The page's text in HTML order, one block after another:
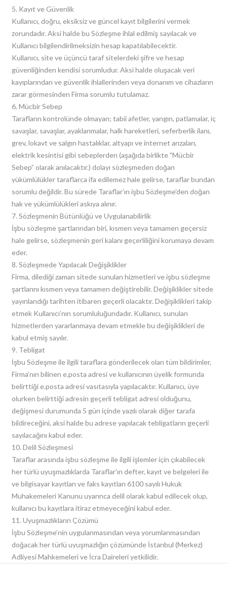
5. Kayıt ve Güvenlik
Kullanıcı, doğru, eksiksiz ve güncel kayıt bilgilerini vermek
zorundadır. Aksi halde bu Sözleşme ihlal edilmiş sayılacak ve
Kullanıcı bilgilendirilmeksizin hesap kapatılabilecektir.
Kullanıcı, site ve üçüncü taraf sitelerdeki şifre ve hesap
güvenliğinden kendisi sorumludur. Aksi halde oluşacak veri
kayıplarından ve güvenlik ihlallerinden veya donanım ve cihazların
zarar görmesinden Firma sorumlu tutulamaz.
6. Mücbir Sebep
Tarafların kontrolünde olmayan; tabii afetler, yangın, patlamalar, iç
savaşlar, savaşlar, ayaklanmalar, halk hareketleri, seferberlik ilanı,
grev, lokavt ve salgın hastalıklar, altyapı ve internet arızaları,
elektrik kesintisi gibi sebeplerden (aşağıda birlikte "Mücbir
Sebep” olarak anılacaktır.) dolayı sözleşmeden doğan
yükümlülükler taraflarca ifa edilemez hale gelirse, taraflar bundan
sorumlu değildir. Bu sürede Taraflar’ın işbu Sözleşme’den doğan
hak ve yükümlülükleri askıya alınır.
7. Sözleşmenin Bütünlüğü ve Uygulanabilirlik
İşbu sözleşme şartlarından biri, kısmen veya tamamen geçersiz
hale gelirse, sözleşmenin geri kalanı geçerliliğini korumaya devam
eder.
8. Sözleşmede Yapılacak Değişiklikler
Firma, dilediği zaman sitede sunulan hizmetleri ve işbu sözleşme
şartlarını kısmen veya tamamen değiştirebilir. Değişiklikler sitede
yayınlandığı tarihten itibaren geçerli olacaktır. Değişiklikleri takip
etmek Kullanıcı’nın sorumluluğundadır. Kullanıcı, sunulan
hizmetlerden yararlanmaya devam etmekle bu değişiklikleri de
kabul etmiş sayılır.
9. Tebligat
İşbu Sözleşme ile ilgili taraflara gönderilecek olan tüm bildirimler,
Firma’nın bilinen e.posta adresi ve kullanıcının üyelik formunda
belirttiği e.posta adresi vasıtasıyla yapılacaktır. Kullanıcı, üye
olurken belirttiği adresin geçerli tebligat adresi olduğunu,
değişmesi durumunda 5 gün içinde yazılı olarak diğer tarafa
bildireceğini, aksi halde bu adrese yapılacak tebligatların geçerli
sayılacağını kabul eder.
10. Delil Sözleşmesi
Taraflar arasında işbu sözleşme ile ilgili işlemler için çıkabilecek
her türlü uyuşmazlıklarda Taraflar’ın defter, kayıt ve belgeleri ile
ve bilgisayar kayıtları ve faks kayıtları 6100 sayılı Hukuk
Muhakemeleri Kanunu uyarınca delil olarak kabul edilecek olup,
kullanıcı bu kayıtlara itiraz etmeyeceğini kabul eder.
11. Uyuşmazlıkların Çözümü
İşbu Sözleşme’nin uygulanmasından veya yorumlanmasından
doğacak her türlü uyuşmazlığın çözümünde İstanbul (Merkez)
Adliyesi Mahkemeleri ve İcra Daireleri yetkilidir.